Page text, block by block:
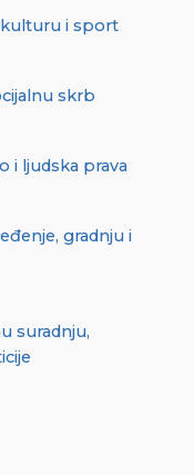
kulturu i sport
skrb
i ljudska prava
gradnju i
suradnju,